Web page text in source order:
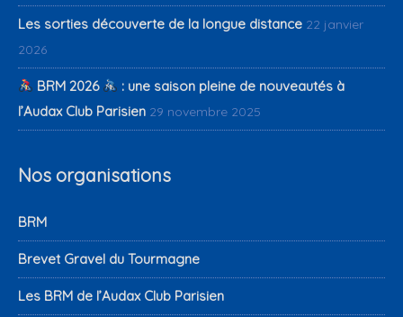
Les sorties découverte de la longue distance 22 janvier
2026
BRM 2026
: une saison pleine de nouveautés à
l’Audax Club Parisien 29 novembre 2025
Nos organisations
BRM
Brevet Gravel du Tourmagne
Les BRM de l’Audax Club Parisien